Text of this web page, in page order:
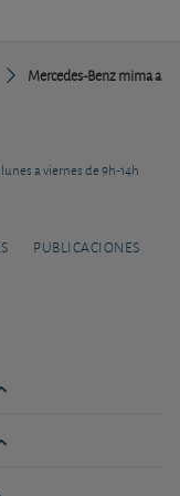
Mercedes-Benz mima a
a viernes de 9h-14h
PUBLICACIONES